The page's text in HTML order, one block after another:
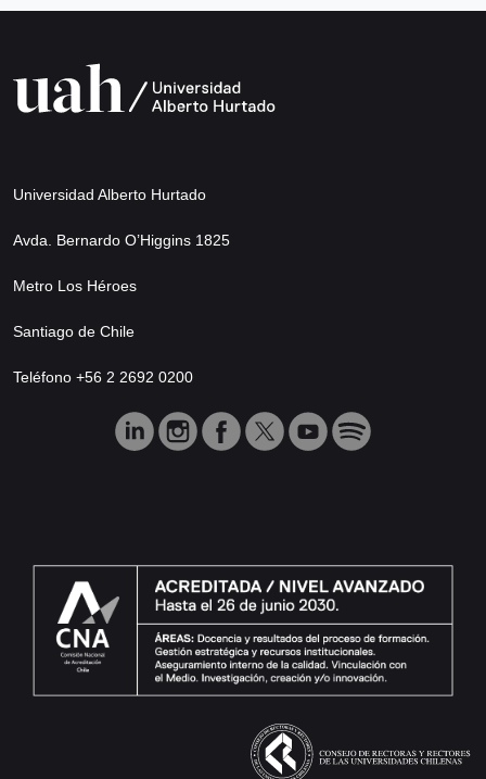
Universidad Alberto Hurtado
Avda. Bernardo O’Higgins 1825
Metro Los Héroes
Santiago de Chile
Teléfono +56 2 2692 0200